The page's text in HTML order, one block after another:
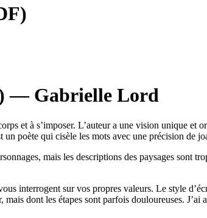
— Gabrielle Lord
et à s’imposer. L’auteur a une vision unique
un poète qui cisèle les mots avec une précision
mais les descriptions des paysages sont
interrogent sur vos propres valeurs. Le style
dont les étapes sont parfois douloureuses. J’ai